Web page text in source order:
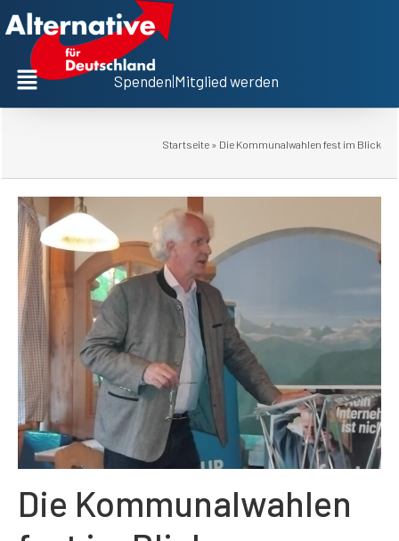
Spenden Mitglied werden
Startseite » Die Kommunalwahlen fest im Blick
Die Kommunalwahlen